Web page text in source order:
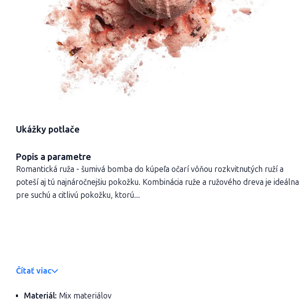
Ukážky potlače
Popis a parametre
Romantická ruža - šumivá bomba do kúpeľa očarí vôňou rozkvitnutých ruží a
poteší aj tú najnáročnejšiu pokožku. Kombinácia ruže a ružového dreva je ideálna
pre suchú a citlivú pokožku, ktorú...
Čítať viac
Materiál: Mix materiálov